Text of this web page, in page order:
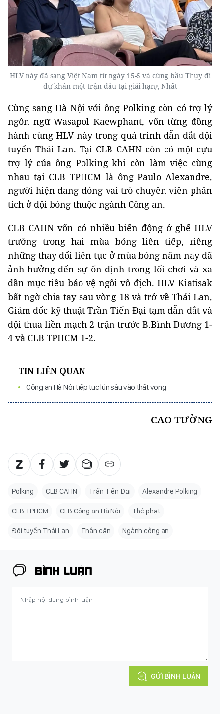
HLV này đã sang Việt Nam từ ngày 15-5 và cùng bầu Thụy đi
dự khán một trận đấu tại giải hạng Nhất
Cùng sang Hà Nội với ông Polking còn có trợ lý
ngôn ngữ Wasapol Kaewphant, vốn từng đồng
hành cùng HLV này trong quá trình dẫn dắt đội
tuyển Thái Lan. Tại CLB CAHN còn có một cựu
trợ lý của ông Polking khi còn làm việc cùng
nhau tại CLB TPHCM là ông Paulo Alexandre,
người hiện đang đóng vai trò chuyên viên phân
tích ở đội bóng thuộc ngành Công an.
CLB CAHN vốn có nhiều biến động ở ghế HLV
trưởng trong hai mùa bóng liên tiếp, riêng
những thay đổi liên tục ở mùa bóng năm nay đã
ảnh hưởng đến sự ổn định trong lối chơi và xa
dần mục tiêu bảo vệ ngôi vô địch. HLV Kiatisak
bất ngờ chia tay sau vòng 18 và trở về Thái Lan,
Giám đốc kỹ thuật Trần Tiến Đại tạm dẫn dắt và
đội thua liền mạch 2 trận trước B.Bình Dương 1-
4 và CLB TPHCM 1-2.
TIN LIÊN QUAN
Công an Hà Nội tiếp tục lún sâu vào thất vọng
CAO TƯỜNG
Polking CLB CAHN Trần Tiến Đại Alexandre Polking
CLB TPHCM CLB Công an Hà Nội Thẻ phạt
Đội tuyển Thái Lan Thân cận Ngành công an
BÌNH LUẬN
GỬI BÌNH LUẬN